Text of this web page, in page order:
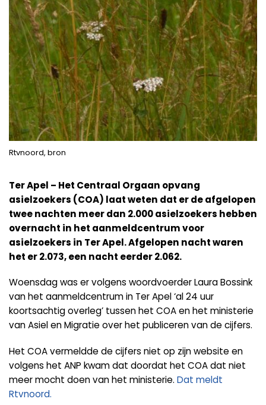
Rtvnoord, bron
Ter Apel – Het Centraal Orgaan opvang
asielzoekers (COA) laat weten dat er de afgelopen
twee nachten meer dan 2.000 asielzoekers hebben
overnacht in het aanmeldcentrum voor
asielzoekers in Ter Apel. Afgelopen nacht waren
het er 2.073, een nacht eerder 2.062.
Woensdag was er volgens woordvoerder Laura Bossink
van het aanmeldcentrum in Ter Apel ‘al 24 uur
koortsachtig overleg’ tussen het COA en het ministerie
van Asiel en Migratie over het publiceren van de cijfers.
Het COA vermeldde de cijfers niet op zijn website en
volgens het ANP kwam dat doordat het COA dat niet
meer mocht doen van het ministerie. Dat meldt
Rtvnoord.